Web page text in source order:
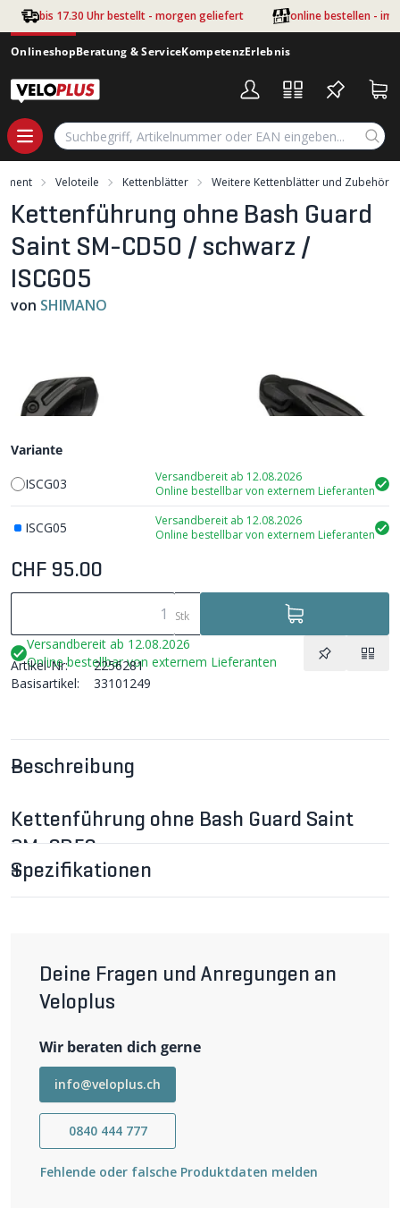
Zum Hauptinhalt springen
bis 17.30 Uhr bestellt - morgen geliefert online bestellen - im
OnlineshopBeratung & ServiceKompetenzErlebnis
Veloteile Kettenblätter Weitere Kettenblätter und Zubehör
Kettenführung ohne Bash Guard
Saint SM-CD50 / schwarz /
ISCG05
von SHIMANO
Beschreibung
Kettenführung ohne Bash Guard Saint
SM-CD50
Kettenführung ohne Bash Guard
Für FC-M820 / FC-M825
Spezifikationen
Deine Fragen und Anregungen an
Veloplus
Wir beraten dich gerne
info@veloplus.ch
0840 444 777
Fehlende oder falsche Produktdaten melden
Variante
ISCG03
Versandbereit ab 12.08.2026
Online bestellbar von externem Lieferanten
ISCG05
Versandbereit ab 12.08.2026
Online bestellbar von externem Lieferanten
CHF 95.00
Stk
Versandbereit ab 12.08.2026
Online bestellbar von externem Lieferanten
Artikel-Nr:
2256281
Basisartikel:
33101249